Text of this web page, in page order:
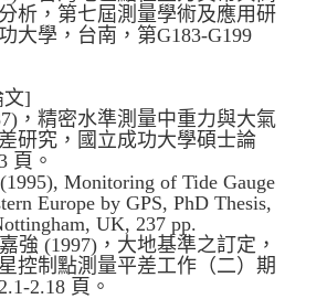
析，第七屆測量學術及應用研
大學，台南，第G183-G199
文]
，精密水準測量中重力與大氣
研究，國立成功大學碩士論
頁。
Monitoring of Tide Gauge
Europe by GPS, PhD Thesis,
UK, 237 pp.
強 (1997)，大地基準之訂定，
控制點測量平差工作（二）期
2.18 頁。